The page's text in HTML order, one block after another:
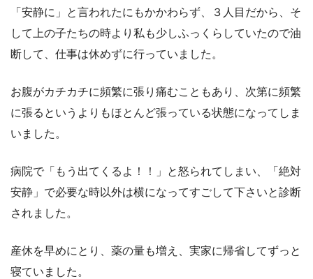
「安静に」と言われたにもかかわらず、３人目だから、そ
して上の子たちの時より私も少しふっくらしていたので油
断して、仕事は休めずに行っていました。
お腹がカチカチに頻繁に張り痛むこともあり、次第に頻繁
に張るというよりもほとんど張っている状態になってしま
いました。
病院で「もう出てくるよ！！」と怒られてしまい、「絶対
安静」で必要な時以外は横になってすごして下さいと診断
されました。
産休を早めにとり、薬の量も増え、実家に帰省してずっと
寝ていました。